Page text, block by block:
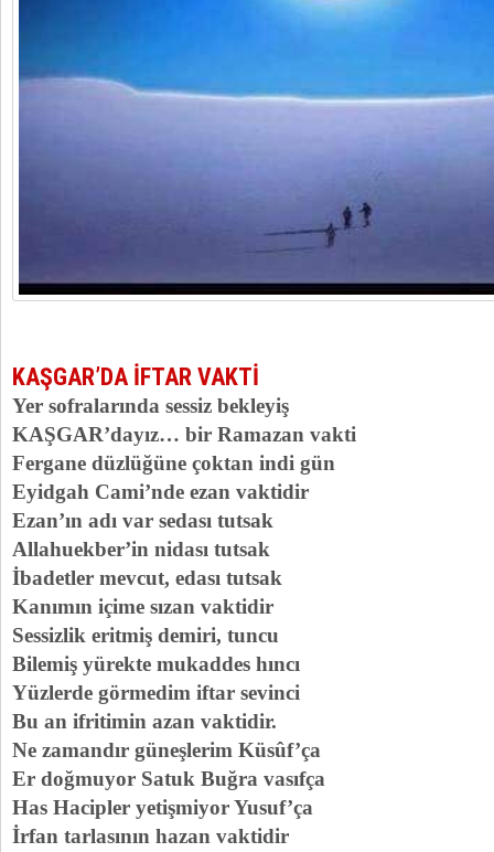
KAŞGAR’DA İFTAR VAKTİ
Yer sofralarında sessiz bekleyiş
KAŞGAR’dayız… bir Ramazan vakti
Fergane düzlüğüne çoktan indi gün
Eyidgah Cami’nde ezan vaktidir
Ezan’ın adı var sedası tutsak
Allahuekber’in nidası tutsak
İbadetler mevcut, edası tutsak
Kanımın içime sızan vaktidir
Sessizlik eritmiş demiri, tuncu
Bilemiş yürekte mukaddes hıncı
Yüzlerde görmedim iftar sevinci
Bu an ifritimin azan vaktidir.
Ne zamandır güneşlerim Küsûf’ça
Er doğmuyor Satuk Buğra vasıfça
Has Hacipler yetişmiyor Yusuf’ça
İrfan tarlasının hazan vaktidir